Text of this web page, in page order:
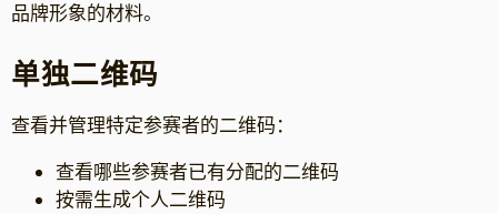
品牌形象的材料。
单独二维码
查看并管理特定参赛者的二维码：
查看哪些参赛者已有分配的二维码
按需生成个人二维码